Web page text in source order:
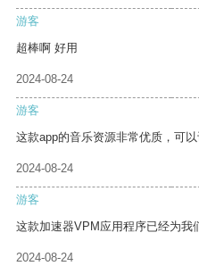
游客
超棒啊 好用
2024-08-24
游客
这款app的音乐资源非常优质，可以
2024-08-24
游客
这款加速器VPM应用程序已经为我
2024-08-24